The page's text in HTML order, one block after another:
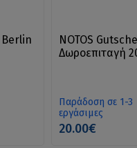
NOTOS
Δωροεπιταγή
Παράδοση σε 1-3
εργάσιμες
20.00€